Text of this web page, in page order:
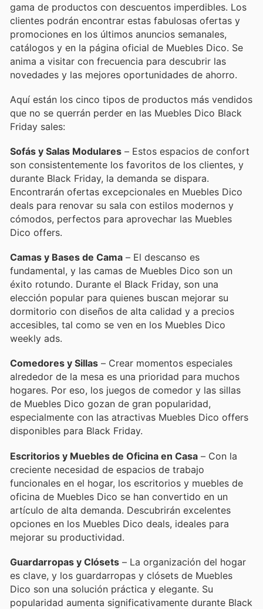
gama de productos con descuentos imperdibles. Los
clientes podrán encontrar estas fabulosas ofertas y
promociones en los últimos anuncios semanales,
catálogos y en la página oficial de Muebles Dico. Se
anima a visitar con frecuencia para descubrir las
novedades y las mejores oportunidades de ahorro.
Aquí están los cinco tipos de productos más vendidos
que no se querrán perder en las Muebles Dico Black
Friday sales:
Sofás y Salas Modulares – Estos espacios de confort
son consistentemente los favoritos de los clientes, y
durante Black Friday, la demanda se dispara.
Encontrarán ofertas excepcionales en Muebles Dico
deals para renovar su sala con estilos modernos y
cómodos, perfectos para aprovechar las Muebles
Dico offers.
Camas y Bases de Cama – El descanso es
fundamental, y las camas de Muebles Dico son un
éxito rotundo. Durante el Black Friday, son una
elección popular para quienes buscan mejorar su
dormitorio con diseños de alta calidad y a precios
accesibles, tal como se ven en los Muebles Dico
weekly ads.
Comedores y Sillas – Crear momentos especiales
alrededor de la mesa es una prioridad para muchos
hogares. Por eso, los juegos de comedor y las sillas
de Muebles Dico gozan de gran popularidad,
especialmente con las atractivas Muebles Dico offers
disponibles para Black Friday.
Escritorios y Muebles de Oficina en Casa – Con la
creciente necesidad de espacios de trabajo
funcionales en el hogar, los escritorios y muebles de
oficina de Muebles Dico se han convertido en un
artículo de alta demanda. Descubrirán excelentes
opciones en los Muebles Dico deals, ideales para
mejorar su productividad.
Guardarropas y Clósets – La organización del hogar
es clave, y los guardarropas y clósets de Muebles
Dico son una solución práctica y elegante. Su
popularidad aumenta significativamente durante Black